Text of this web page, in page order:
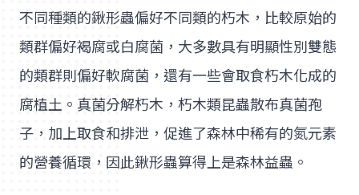
不同種類的鍬形蟲偏好不同類的朽木，比較原始的
類群偏好褐腐或白腐菌，大多數具有明顯性別雙態
的類群則偏好軟腐菌，還有一些會取食朽木化成的
腐植土。真菌分解朽木，朽木類昆蟲散布真菌孢
子，加上取食和排泄，促進了森林中稀有的氮元素
的營養循環，因此鍬形蟲算得上是森林益蟲。